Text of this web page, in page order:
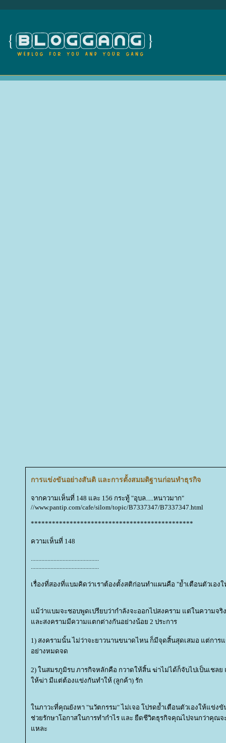
การแข่งขันอย่างสันติ และการตั้งสมมติฐานก่อนทำธุรกิจ
จากความเห็นที่ 148 และ 156 กระทู้ "อุบล.....หนาวมาก"
//www.pantip.com/cafe/silom/topic/B7337347/B7337347.html
**********************************************
ความเห็นที่ 148
.............................................
.............................................
เรื่องที่สองที่แบมคิดว่าเราต้องตั้งสติก่อนทำแผนคือ "ย้ำเตือนตัวเอง
ม้ว่าแบมจะชอบพูดเปรียบว่ากำลังจะออกไปสงคราม แต่ในความจริ
ละสงครามมีความแตกต่างกันอย่างน้อย 2 ประการ
1) สงครามนั้น ไม่ว่าจะยาวนานขนาดไหน ก็มีจุดสิ้นสุดเสมอ แต่การ
อย่างหมดจด
2) ในสมรภูมิรบ ภารกิจหลักคือ กวาดให้สิ้น ฆ่าไม่ได้ก็จับไปเป็นเชล
ห้ฆ่า มีแต่ต้องแข่งกันทำให้ (ลูกค้า) รัก
นภาวะที่คุณยังหา "นวัตกรรม" ไม่เจอ โปรดย้ำเตือนตัวเองให้แข่งขั
ช่วยรักษาโอกาสในการทำกำไร และ ยืดชีวิตธุรกิจคุณไปจนกว่าคุณจ
หละ